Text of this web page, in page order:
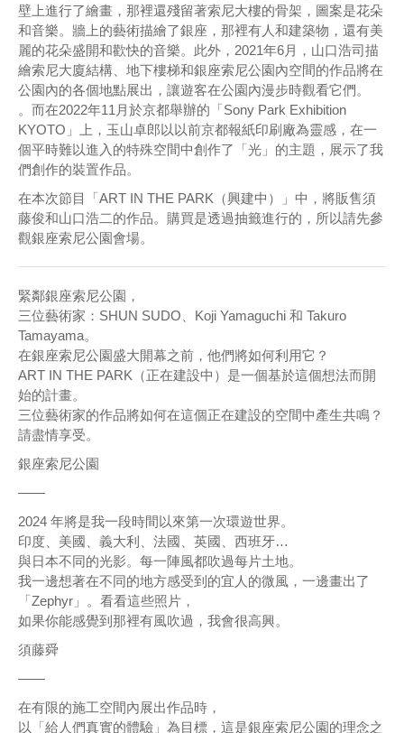
壁上進行了繪畫，那裡還殘留著索尼大樓的骨架，圖案是花朵
和音樂。牆上的藝術描繪了銀座，那裡有人和建築物，還有美
麗的花朵盛開和歡快的音樂。此外，2021年6月，山口浩司描
繪索尼大廈結構、地下樓梯和銀座索尼公園內空間的作品將在
公園內的各個地點展出，讓遊客在公園內漫步時觀看它們。
。而在2022年11月於京都舉辦的「Sony Park Exhibition
KYOTO」上，玉山卓郎以以前京都報紙印刷廠為靈感，在一
個平時難以進入的特殊空間中創作了「光」的主題，展示了我
們創作的裝置作品。
在本次節目「ART IN THE PARK（興建中）」中，將販售須
藤俊和山口浩二的作品。購買是透過抽籤進行的，所以請先參
觀銀座索尼公園會場。
緊鄰銀座索尼公園，
三位藝術家：SHUN SUDO、Koji Yamaguchi 和 Takuro
Tamayama。
在銀座索尼公園盛大開幕之前，他們將如何利用它？
ART IN THE PARK（正在建設中）是一個基於這個想法而開
始的計畫。
三位藝術家的作品將如何在這個正在建設的空間中產生共鳴？
請盡情享受。
銀座索尼公園
——
2024 年將是我一段時間以來第一次環遊世界。
印度、美國、義大利、法國、英國、西班牙…
與日本不同的光影。每一陣風都吹過每片土地。
我一邊想著在不同的地方感受到的宜人的微風，一邊畫出了
「Zephyr」。看看這些照片，
如果你能感覺到那裡有風吹過，我會很高興。
須藤舜
——
在有限的施工空間內展出作品時，
以「給人們真實的體驗」為目標，這是銀座索尼公園的理念之